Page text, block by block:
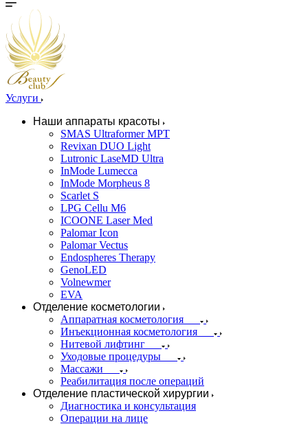
Услуги
Наши аппараты красоты
SMAS Ultraformer MPT
Revixan DUO Light
Lutronic LaseMD Ultra
InMode Lumecca
InMode Morpheus 8
Scarlet S
LPG Cellu M6
ICOONE Laser Med
Palomar Icon
Palomar Vectus
Endospheres Therapy
GenoLED
Volnewmer
EVA
Отделение косметологии
Аппаратная косметология
Инъекционная косметология
Нитевой лифтинг
Уходовые процедуры
Массажи
Реабилитация после операций
Отделение пластической хирургии
Диагностика и консультация
Операции на лице